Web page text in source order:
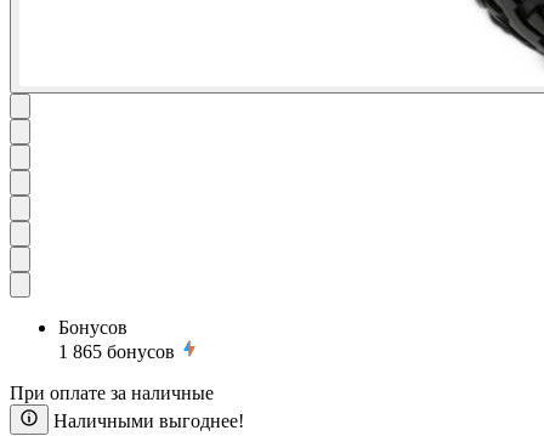
Бонусов
1 865 бонусов
При оплате за наличные
Наличными выгоднее!